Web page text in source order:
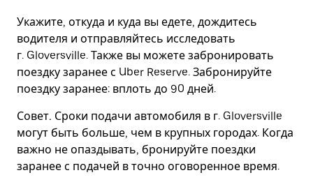
Укажите, откуда и куда вы едете, дождитесь
водителя и отправляйтесь исследовать
г. Gloversville. Также вы можете забронировать
поездку заранее с Uber Reserve. Забронируйте
поездку заранее: вплоть до 90 дней.
Совет. Сроки подачи автомобиля в г. Gloversville
могут быть больше, чем в крупных городах. Когда
важно не опаздывать, бронируйте поездки
заранее с подачей в точно оговоренное время.